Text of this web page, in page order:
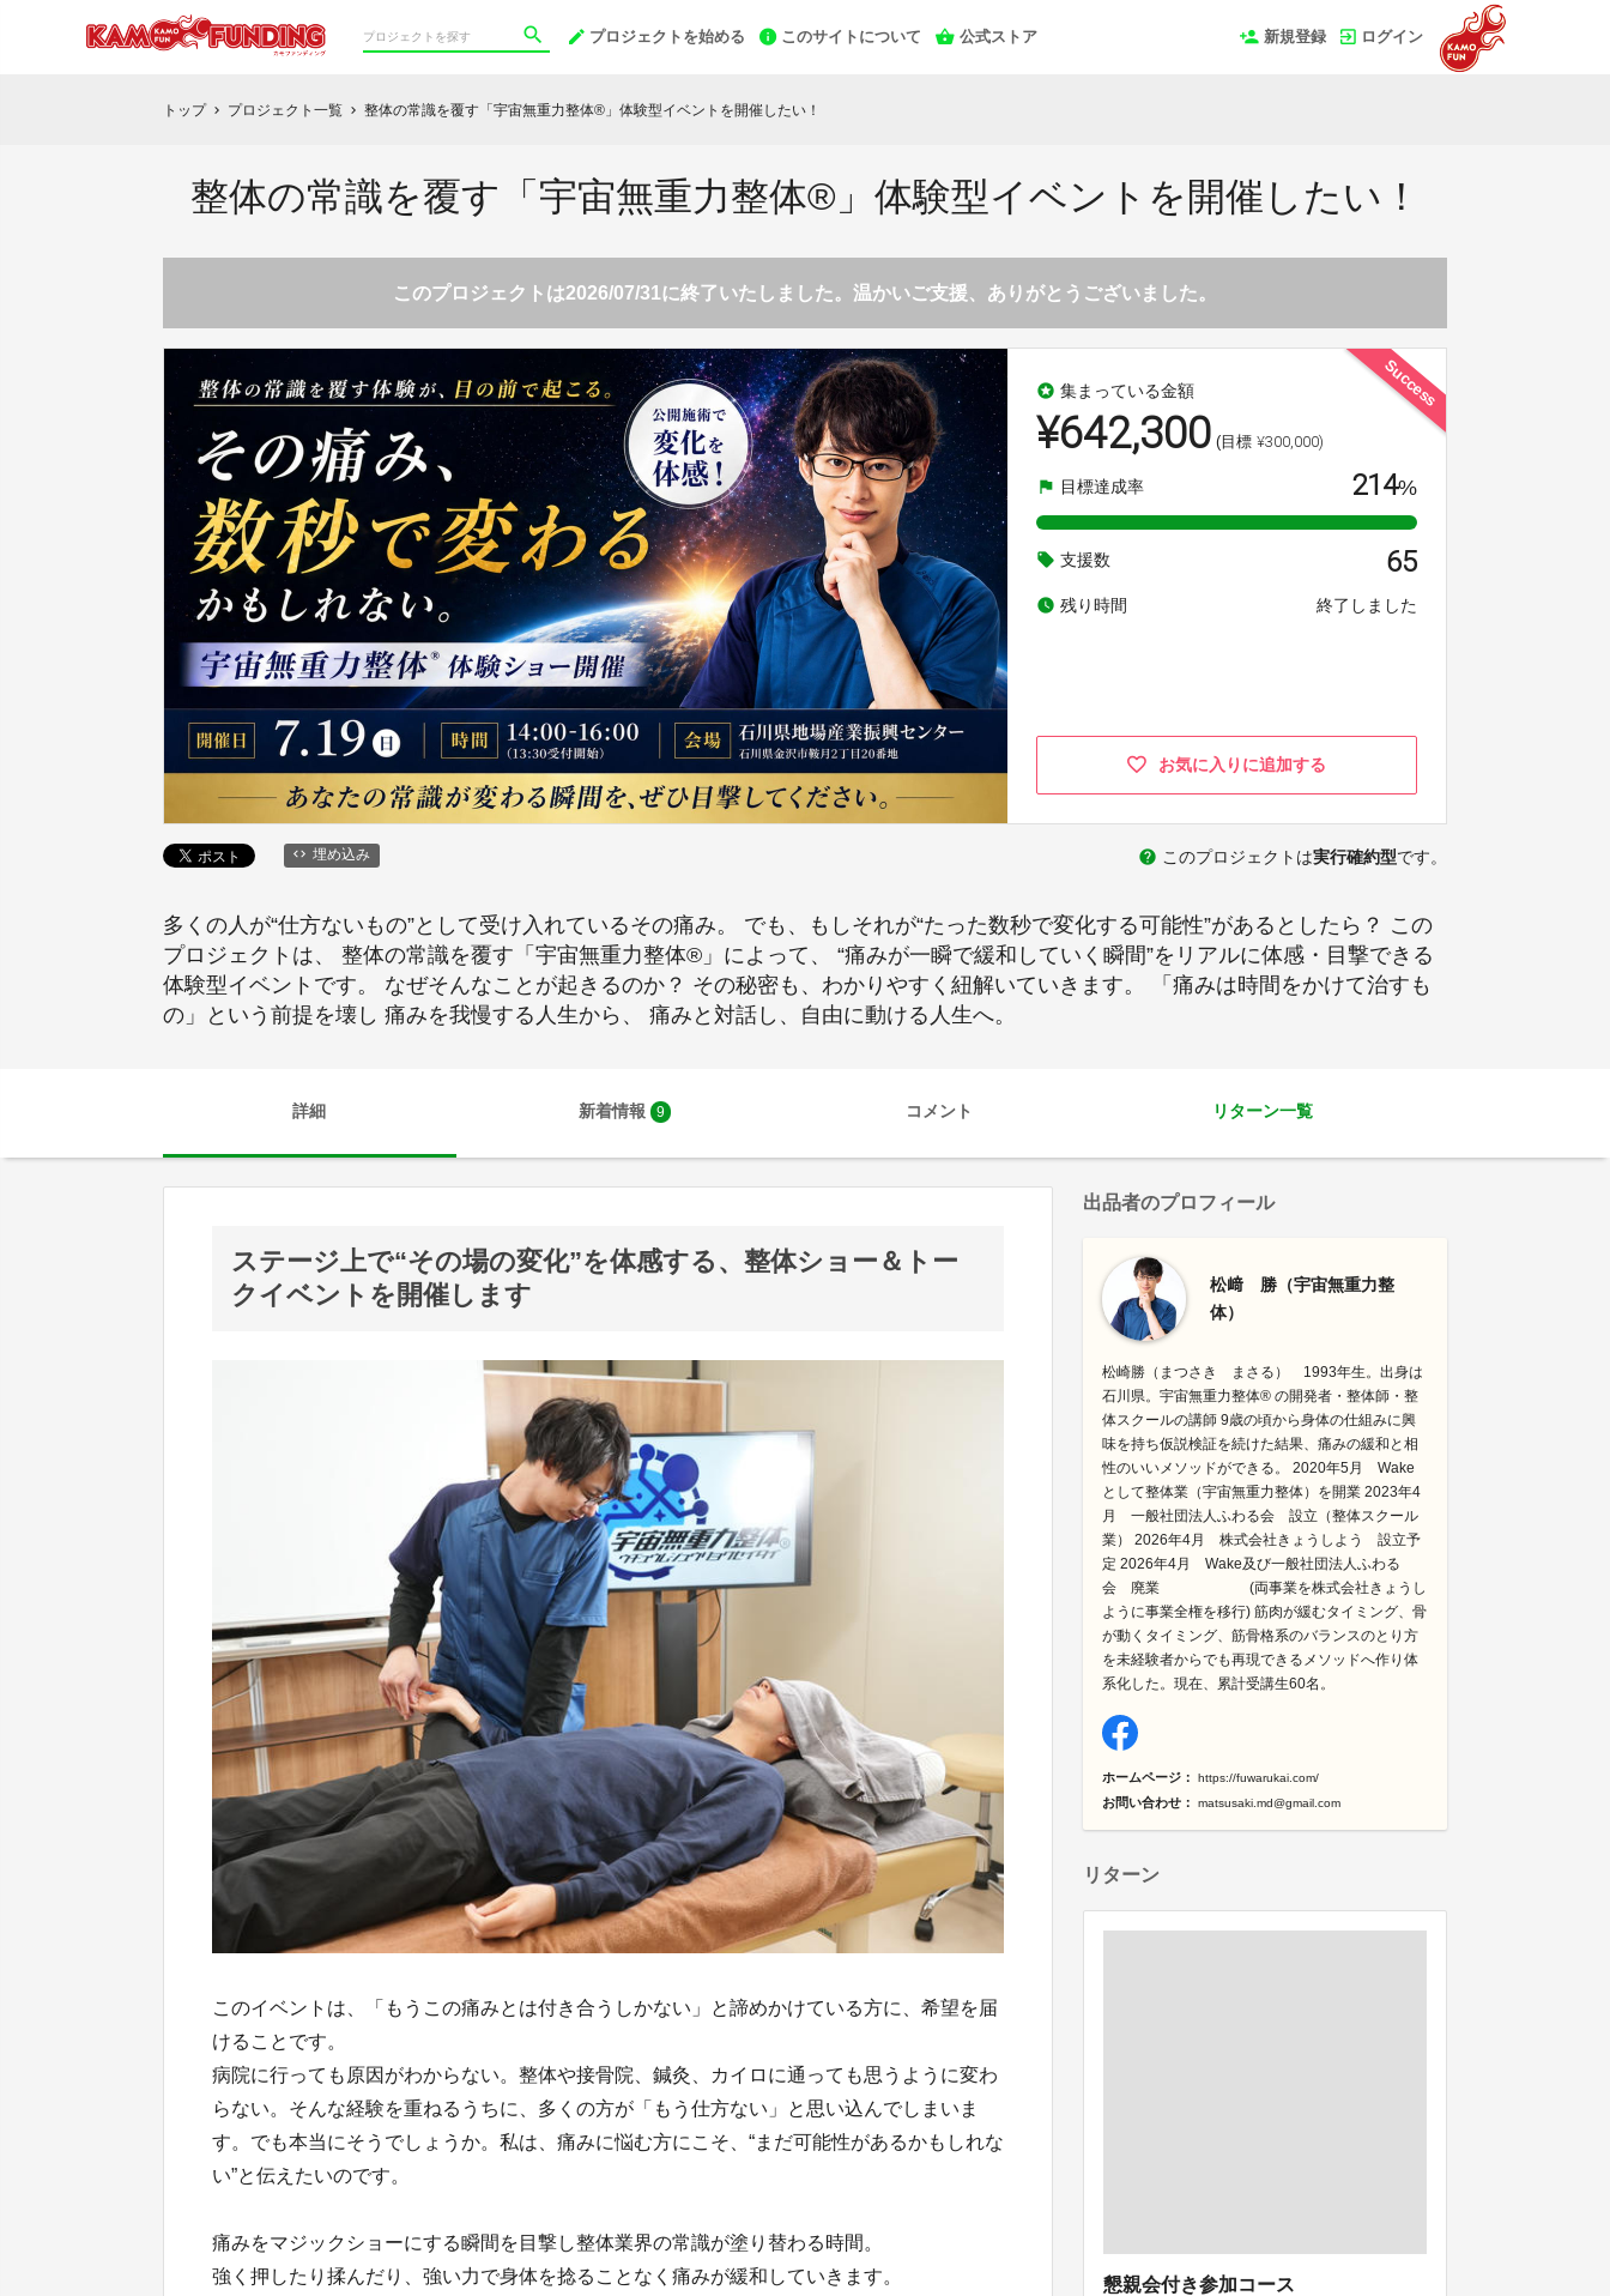
プロジェクトを始める このサイトについて 公式ストア 新規登録 ログイン
トップ chevron_right プロジェクト一覧 chevron_right 整体の常識を覆す「宇宙無重力整体®︎」体験型イベントを開催したい！
整体の常識を覆す「宇宙無重力整体®︎」体験型イベントを開催したい！
このプロジェクトは2026/07/31に終了いたしました。温かいご支援、ありがとうございました。
Success
stars 集まっている金額
¥642,300 (目標 ¥300,000)
flag 目標達成率 214%
local_offer 支援数 65
watch_later 残り時間 終了しました
お気に入りに追加する
埋め込み help このプロジェクトは実行確約型です。
多くの人が“仕方ないもの”として受け入れているその痛み。 でも、もしそれが“たった数秒で変化する可能性”があるとしたら？ この
プロジェクトは、 整体の常識を覆す「宇宙無重力整体®︎」によって、 “痛みが一瞬で緩和していく瞬間”をリアルに体感・目撃できる
体験型イベントです。 なぜそんなことが起きるのか？ その秘密も、わかりやすく紐解いていきます。 「痛みは時間をかけて治すも
の」という前提を壊し 痛みを我慢する人生から、 痛みと対話し、自由に動ける人生へ。
詳細 新着情報 9 コメント リターン一覧
ステージ上で“その場の変化”を体感する、整体ショー＆トー
クイベントを開催します
このイベントは、「もうこの痛みとは付き合うしかない」と諦めかけている方に、希望を届
けることです。
病院に行っても原因がわからない。整体や接骨院、鍼灸、カイロに通っても思うように変わ
らない。そんな経験を重ねるうちに、多くの方が「もう仕方ない」と思い込んでしまいま
す。でも本当にそうでしょうか。私は、痛みに悩む方にこそ、“まだ可能性があるかもしれな
い”と伝えたいのです。
痛みをマジックショーにする瞬間を目撃し整体業界の常識が塗り替わる時間。
強く押したり揉んだり、強い力で身体を捻ることなく痛みが緩和していきます。
出品者のプロフィール
松﨑 勝（宇宙無重力整
体）
松崎勝（まつさき まさる） 1993年生。出身は
石川県。宇宙無重力整体®︎ の開発者・整体師・整
体スクールの講師 9歳の頃から身体の仕組みに興
味を持ち仮説検証を続けた結果、痛みの緩和と相
性のいいメソッドができる。 2020年5月 Wake
として整体業（宇宙無重力整体）を開業 2023年4
月 一般社団法人ふわる会 設立（整体スクール
業） 2026年4月 株式会社きょうしよう 設立予
定 2026年4月 Wake及び一般社団法人ふわる
会 廃業 (両事業を株式会社きょうし
ように事業全権を移行) 筋肉が緩むタイミング、骨
が動くタイミング、筋骨格系のバランスのとり方
を未経験者からでも再現できるメソッドへ作り体
系化した。現在、累計受講生60名。
ホームページ： https://fuwarukai.com/
お問い合わせ： matsusaki.md@gmail.com
リターン
懇親会付き参加コース